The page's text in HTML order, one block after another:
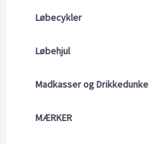
Løbecykler
Løbehjul
Madkasser og Drikkedunke
MÆRKER